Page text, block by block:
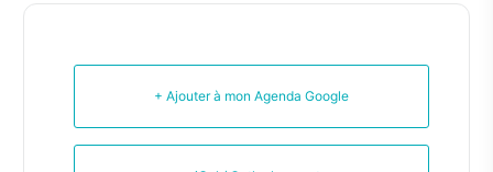
+ Ajouter à mon Agenda Google